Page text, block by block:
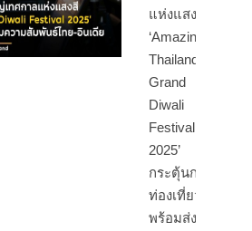
แห่งแสงสี
‘Amazing
Thailand
Grand
Diwali
Festival
2025’
กระตุ้นการ
ท่องเที่ยว
พร้อมส่ง